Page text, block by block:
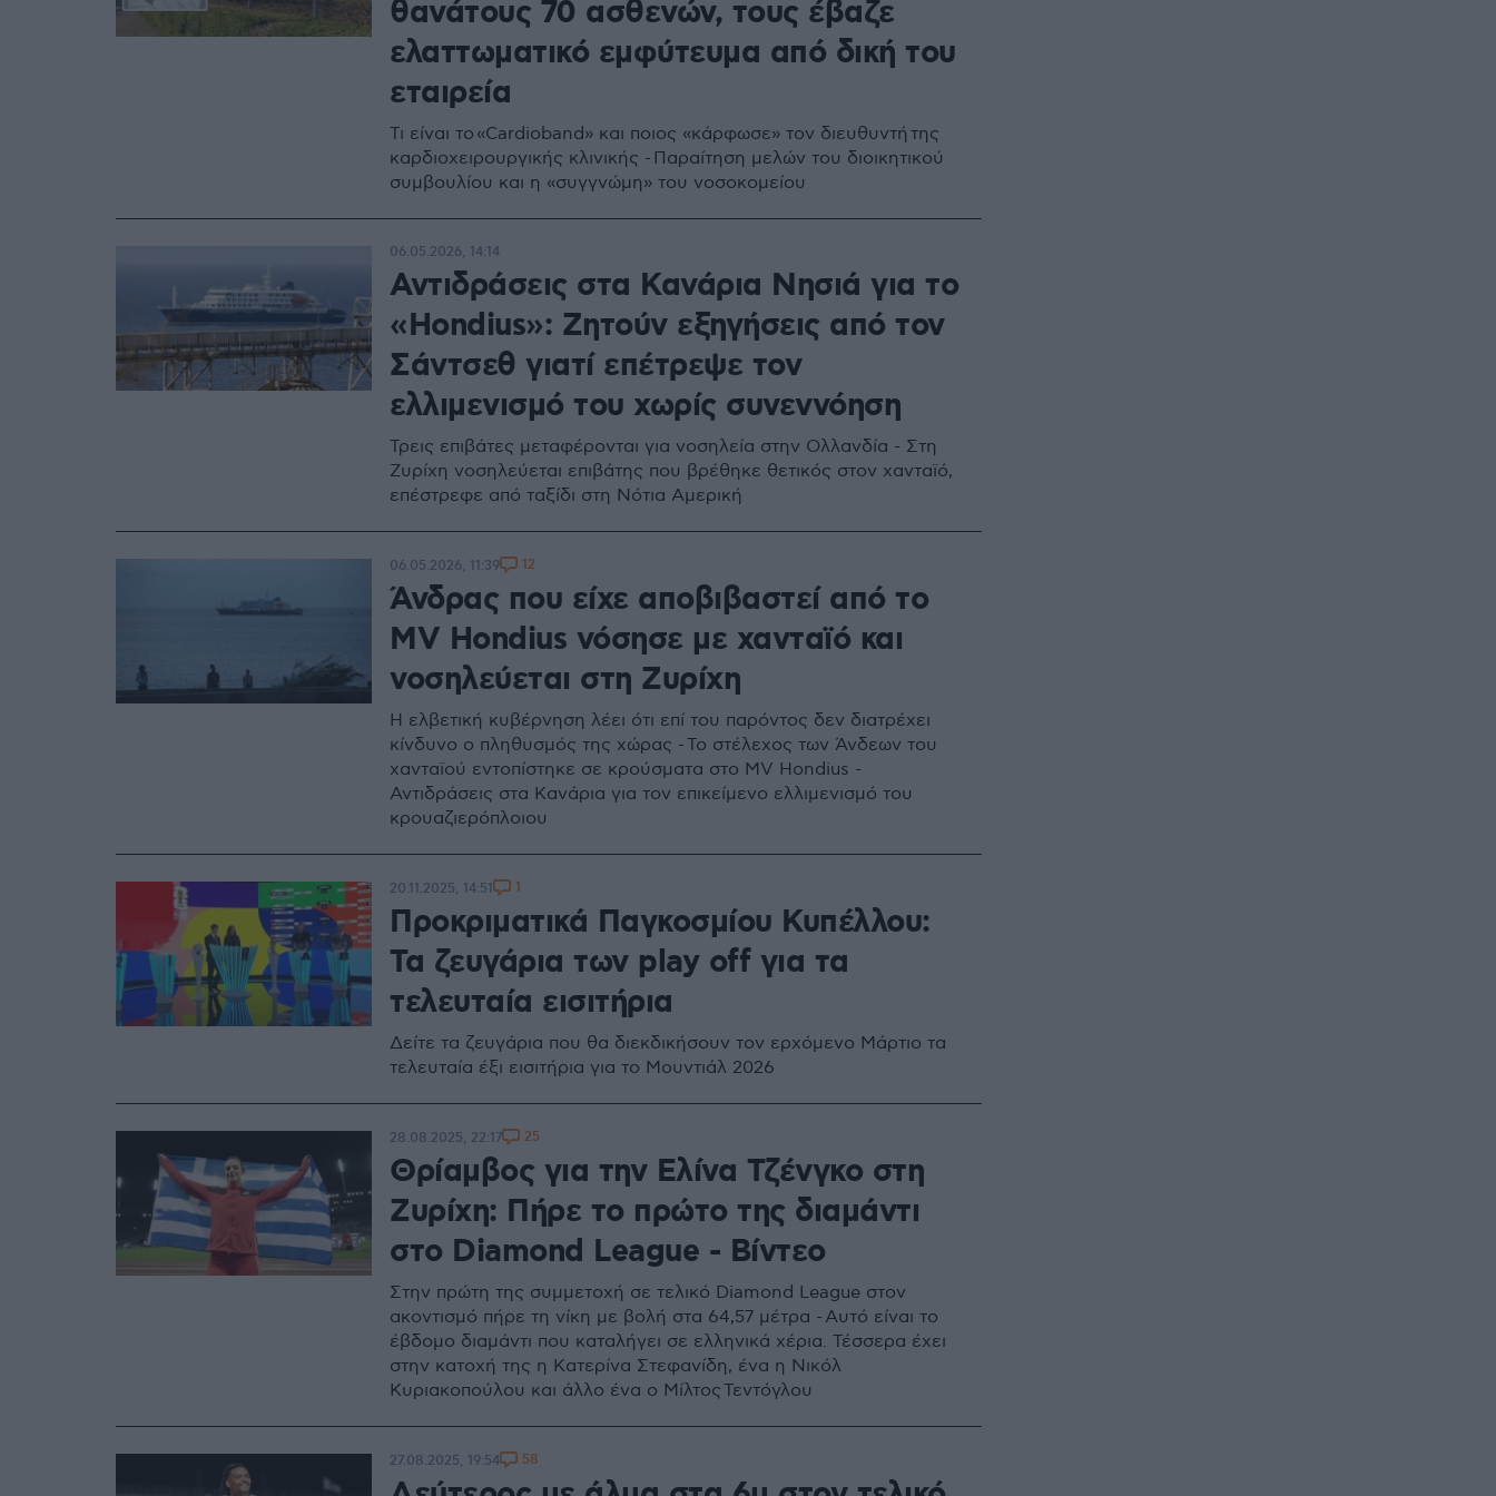
θανάτους 70 ασθενών, τους έβαζε
ελαττωματικό εμφύτευμα από δική του
εταιρεία
Τι είναι το «Cardioband» και ποιος «κάρφωσε» τον διευθυντή της
καρδιοχειρουργικής κλινικής - Παραίτηση μελών του διοικητικού
συμβουλίου και η «συγγνώμη» του νοσοκομείου
Αντιδράσεις στα Κανάρια Νησιά για το
«Hondius»: Ζητούν εξηγήσεις από τον
Σάντσεθ γιατί επέτρεψε τον
ελλιμενισμό του χωρίς συνεννόηση
Τρεις επιβάτες μεταφέρονται για νοσηλεία στην Ολλανδία - Στη
Ζυρίχη νοσηλεύεται επιβάτης που βρέθηκε θετικός στον χανταϊό,
επέστρεφε από ταξίδι στη Νότια Αμερική
06.05.2026, 14:14
Άνδρας που είχε αποβιβαστεί από το
MV Hondius νόσησε με χανταϊό και
νοσηλεύεται στη Ζυρίχη
Η ελβετική κυβέρνηση λέει ότι επί του παρόντος δεν διατρέχει
κίνδυνο ο πληθυσμός της χώρας - Το στέλεχος των Άνδεων του
χανταϊού εντοπίστηκε σε κρούσματα στο MV Hondius -
Αντιδράσεις στα Κανάρια για τον επικείμενο ελλιμενισμό του
κρουαζιερόπλοιου
06.05.2026, 11:39 12
Προκριματικά Παγκοσμίου Κυπέλλου:
Τα ζευγάρια των play off για τα
τελευταία εισιτήρια
Δείτε τα ζευγάρια που θα διεκδικήσουν τον ερχόμενο Μάρτιο τα
τελευταία έξι εισιτήρια για το Μουντιάλ 2026
20.11.2025, 14:51 1
Θρίαμβος για την Ελίνα Τζένγκο στη
Ζυρίχη: Πήρε το πρώτο της διαμάντι
στο Diamond League - Βίντεο
Στην πρώτη της συμμετοχή σε τελικό Diamond League στον
ακοντισμό πήρε τη νίκη με βολή στα 64,57 μέτρα - Αυτό είναι το
έβδομο διαμάντι που καταλήγει σε ελληνικά χέρια. Τέσσερα έχει
στην κατοχή της η Κατερίνα Στεφανίδη, ένα η Νικόλ
Κυριακοπούλου και άλλο ένα ο Μίλτος Τεντόγλου
28.08.2025, 22:17 25
27.08.2025, 19:54 58